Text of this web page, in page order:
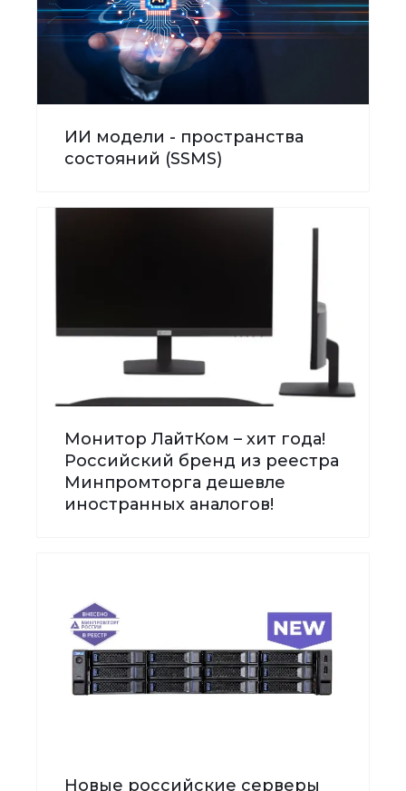
ИИ модели - пространства
состояний (SSMS)
Монитор ЛайтКом – хит года!
Российский бренд из реестра
Минпромторга дешевле
иностранных аналогов!
Новые российские серверы